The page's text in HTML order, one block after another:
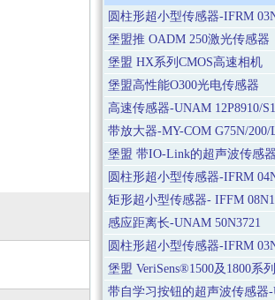
圆柱形超小型传感器-IFRM
堡盟推 OADM 250激光传感器
堡盟 HX系列CMOS高速相机
堡盟高性能O300光电传感器
高速传感器-UNAM 12P8910/
带放大器-MY-COM G75N/200/
堡盟 带IO-Link的超声波传感器
圆柱形超小型传感器-IFRM
矩形超小型传感器- IFFM
感应距离长-UNAM 50N3721
圆柱形超小型传感器-IFRM
堡盟 VeriSens®1500及1800系
带自学习按钮的超声波传感器-